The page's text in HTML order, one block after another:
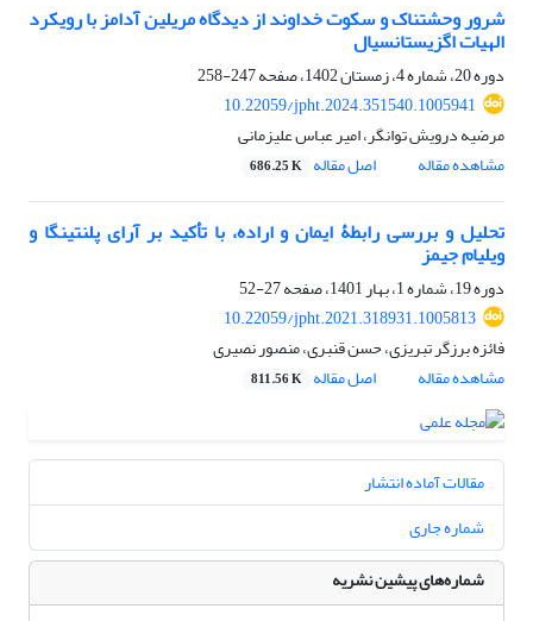
شرور وحشتناک و سکوت خداوند از دیدگاه مریلین آدامز با رویکرد
الهیات اگزیستانسیال
دوره 20، شماره 4، زمستان 1402، صفحه
247-258
10.22059/jpht.2024.351540.1005941
مرضیه درویش توانگر، امیر عباس علیزمانی
مشاهده مقاله
اصل مقاله 686.25 K
تحلیل و بررسی رابطۀ ایمان و اراده، با تأکید بر آرای پلنتینگا و
ویلیام جیمز
دوره 19، شماره 1، بهار 1401، صفحه
27-52
10.22059/jpht.2021.318931.1005813
فائزه برزگر تبریزی، حسن قنبری، منصور نصیری
مشاهده مقاله
اصل مقاله 811.56 K
مقالات آماده انتشار
شماره جاری
شماره‌های پیشین نشریه